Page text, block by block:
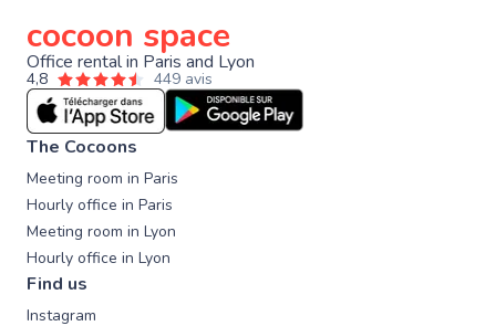
cocoon space
Office rental in Paris and Lyon
4,8 449 avis
The Cocoons
Meeting room in Paris
Hourly office in Paris
Meeting room in Lyon
Hourly office in Lyon
Find us
Instagram